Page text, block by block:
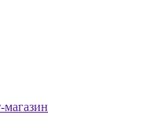
магазин